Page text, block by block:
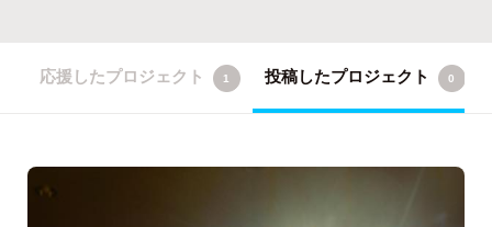
応援したプロジェクト 1 投稿したプロジェクト 0